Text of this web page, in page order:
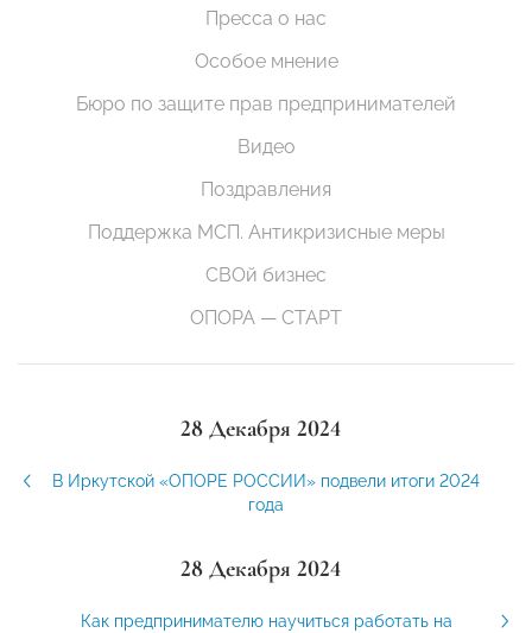
Пресса о нас
Особое мнение
Бюро по защите прав предпринимателей
Видео
Поздравления
Поддержка МСП. Антикризисные меры
СВОй бизнес
ОПОРА — СТАРТ
28 Декабря 2024
В Иркутской «ОПОРЕ РОССИИ» подвели итоги 2024
года
28 Декабря 2024
Как предпринимателю научиться работать на